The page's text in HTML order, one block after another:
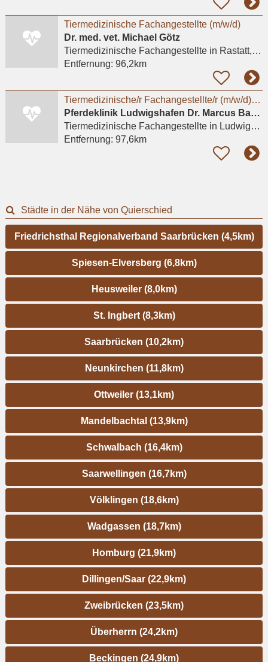
Tiermedizinische Fachangestellte (m/w/d)
Dr. med. vet. Michael Götz
Tiermedizinische Fachangestelltein Rastatt, Wintersdorf
Entfernung: 96,2km
Tiermedizinische/r Fachangestellte/r (m/w/d) in Voll- und Teilzeit gesucht
Pferdeklinik Ludwigshafen Dr. Marcus Bayer, Dr. Wigo Horstmann, Dr. Johanna Engl
Tiermedizinische Fachangestelltein Ludwigshafen am Rhein, Maudach
Entfernung: 97,6km
Städte in der Nähe von Quierschied
Friedrichsthal Regionalverband Saarbrücken (4,5km)
Spiesen-Elversberg (6,8km)
Heusweiler (8,0km)
St. Ingbert (8,3km)
Saarbrücken (10,2km)
Neunkirchen (11,8km)
Ottweiler (13,1km)
Mandelbachtal (13,9km)
Schwalbach (16,4km)
Saarwellingen (16,7km)
Völklingen (18,6km)
Wadgassen (18,7km)
Homburg (21,9km)
Dillingen/Saar (22,9km)
Zweibrücken (23,5km)
Überherrn (24,2km)
Beckingen (24,9km)